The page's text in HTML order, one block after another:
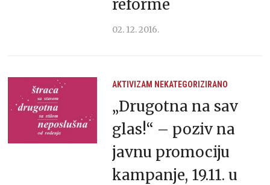
reforme
02. 12. 2016.
AKTIVIZAM NEKATEGORIZIRANO
„Drugotna na sav
glas!“ – poziv na
javnu promociju
kampanje, 19.11. u